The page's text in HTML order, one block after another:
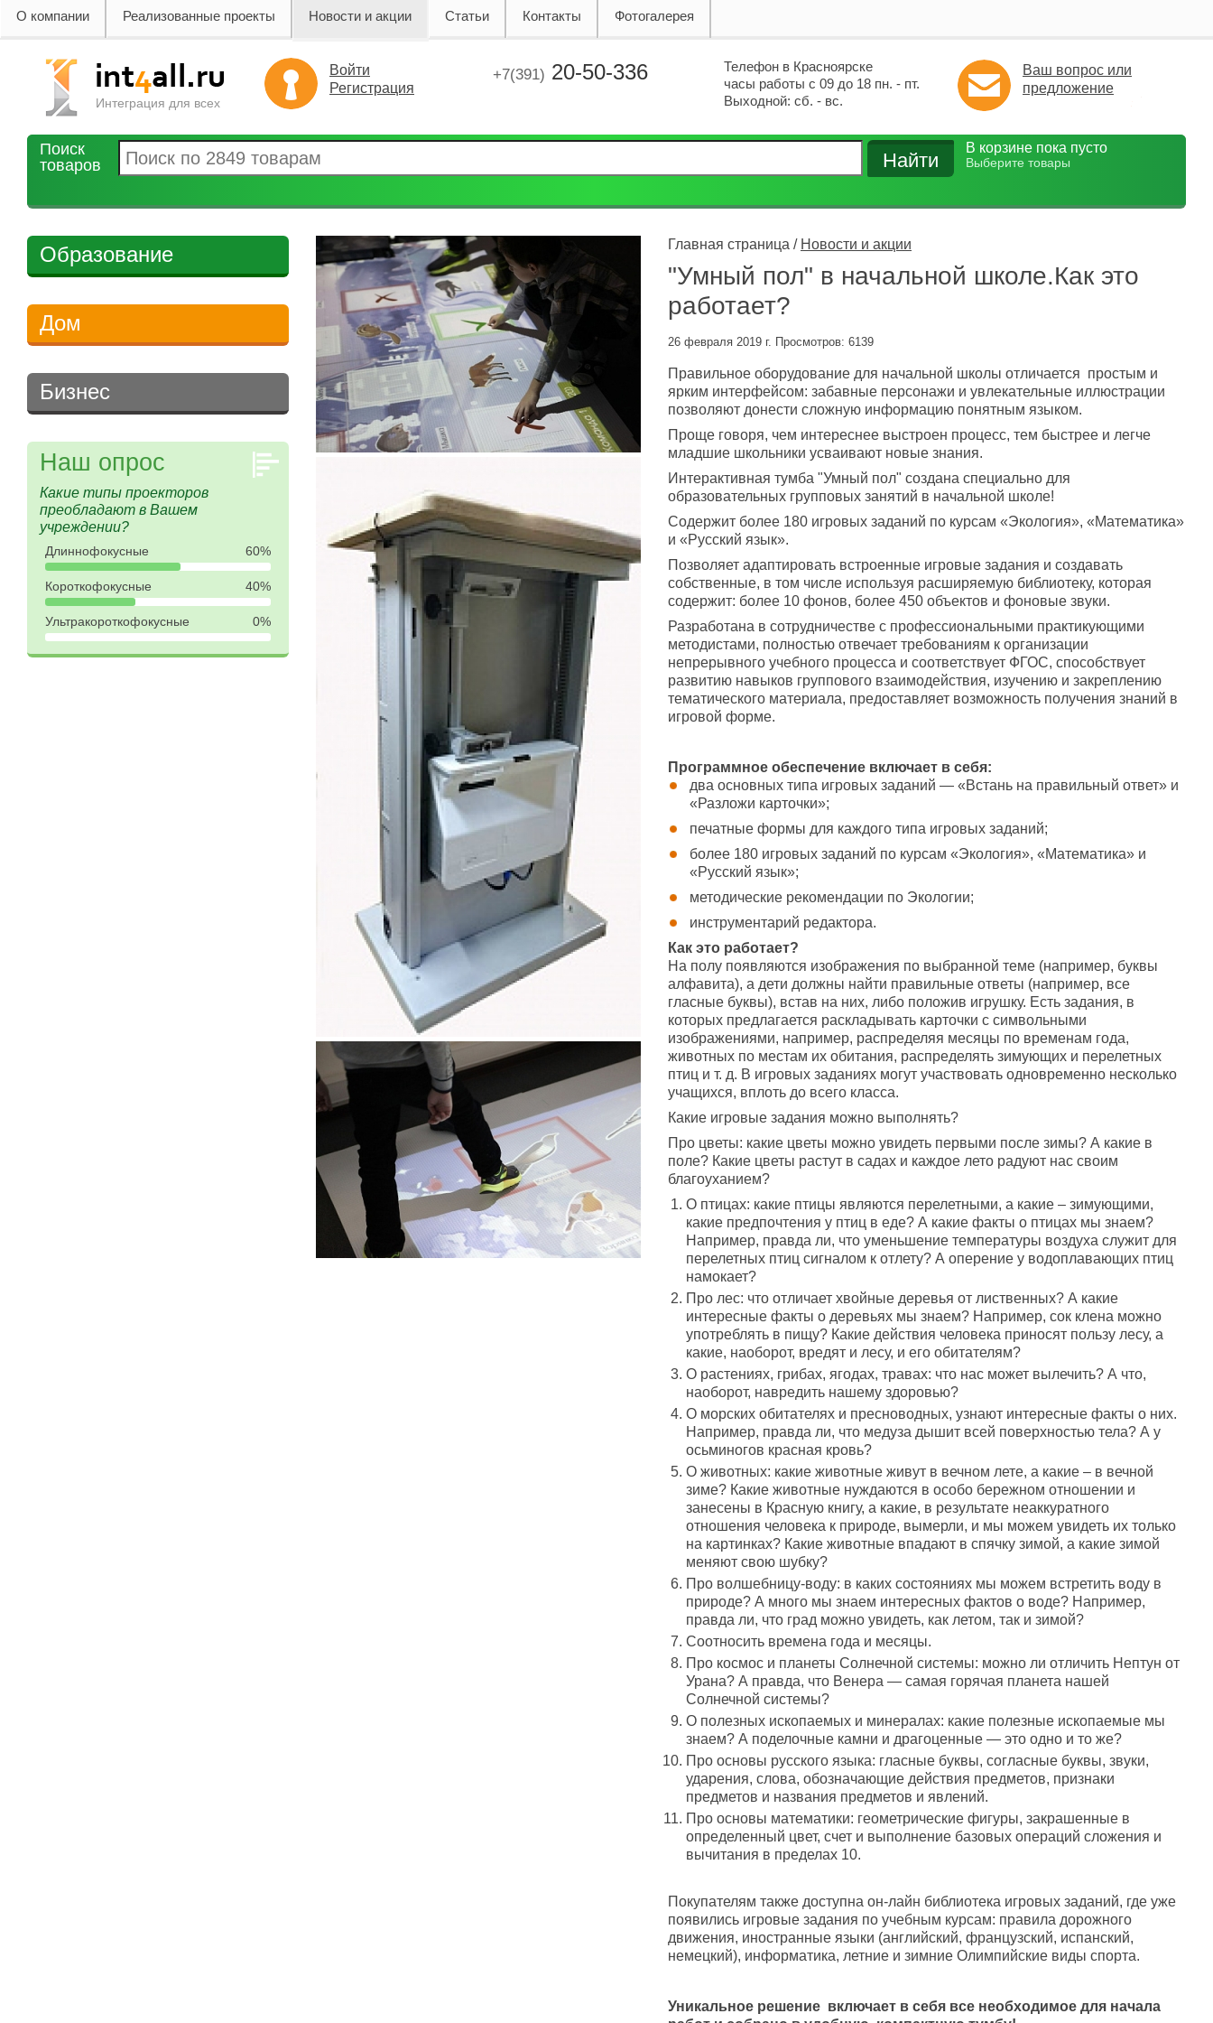
О компании Реализованные проекты Новости и акции Статьи Контакты Фотогалерея
Интеграция для всех
Войти
Регистрация
+7(391) 20-50-336
Телефон в Красноярске
часы работы с 09 до 18 пн. - пт.
Выходной: сб. - вс.
Ваш вопрос или
предложение
Поиск
товаров
В корзине пока пусто
Выберите товары
Образование
Дом
Бизнес
Наш опрос
Какие типы проекторов
преобладают в Вашем
учреждении?
Длиннофокусные 60%
Короткофокусные 40%
Ультракороткофокусные 0%
Главная страница / Новости и акции
"Умный пол" в начальной школе.Как это
работает?
26 февраля 2019 г. Просмотров: 6139
Правильное оборудование для начальной школы отличается простым и
ярким интерфейсом: забавные персонажи и увлекательные иллюстрации
позволяют донести сложную информацию понятным языком.
Проще говоря, чем интереснее выстроен процесс, тем быстрее и легче
младшие школьники усваивают новые знания.
Интерактивная тумба "Умный пол" создана специально для
образовательных групповых занятий в начальной школе!
Содержит более 180 игровых заданий по курсам «Экология», «Математика»
и «Русский язык».
Позволяет адаптировать встроенные игровые задания и создавать
собственные, в том числе используя расширяемую библиотеку, которая
содержит: более 10 фонов, более 450 объектов и фоновые звуки.
Разработана в сотрудничестве с профессиональными практикующими
методистами, полностью отвечает требованиям к организации
непрерывного учебного процесса и соответствует ФГОС, способствует
развитию навыков группового взаимодействия, изучению и закреплению
тематического материала, предоставляет возможность получения знаний в
игровой форме.
Программное обеспечение включает в себя:
два основных типа игровых заданий — «Встань на правильный ответ» и
«Разложи карточки»;
печатные формы для каждого типа игровых заданий;
более 180 игровых заданий по курсам «Экология», «Математика» и
«Русский язык»;
методические рекомендации по Экологии;
инструментарий редактора.
Как это работает?
На полу появляются изображения по выбранной теме (например, буквы
алфавита), а дети должны найти правильные ответы (например, все
гласные буквы), встав на них, либо положив игрушку. Есть задания, в
которых предлагается раскладывать карточки с символьными
изображениями, например, распределяя месяцы по временам года,
животных по местам их обитания, распределять зимующих и перелетных
птиц и т. д. В игровых заданиях могут участвовать одновременно несколько
учащихся, вплоть до всего класса.
Какие игровые задания можно выполнять?
Про цветы: какие цветы можно увидеть первыми после зимы? А какие в
поле? Какие цветы растут в садах и каждое лето радуют нас своим
благоуханием?
О птицах: какие птицы являются перелетными, а какие – зимующими,
какие предпочтения у птиц в еде? А какие факты о птицах мы знаем?
Например, правда ли, что уменьшение температуры воздуха служит для
перелетных птиц сигналом к отлету? А оперение у водоплавающих птиц
намокает?
Про лес: что отличает хвойные деревья от лиственных? А какие
интересные факты о деревьях мы знаем? Например, сок клена можно
употреблять в пищу? Какие действия человека приносят пользу лесу, а
какие, наоборот, вредят и лесу, и его обитателям?
О растениях, грибах, ягодах, травах: что нас может вылечить? А что,
наоборот, навредить нашему здоровью?
О морских обитателях и пресноводных, узнают интересные факты о них.
Например, правда ли, что медуза дышит всей поверхностью тела? А у
осьминогов красная кровь?
О животных: какие животные живут в вечном лете, а какие – в вечной
зиме? Какие животные нуждаются в особо бережном отношении и
занесены в Красную книгу, а какие, в результате неаккуратного
отношения человека к природе, вымерли, и мы можем увидеть их только
на картинках? Какие животные впадают в спячку зимой, а какие зимой
меняют свою шубку?
Про волшебницу-воду: в каких состояниях мы можем встретить воду в
природе? А много мы знаем интересных фактов о воде? Например,
правда ли, что град можно увидеть, как летом, так и зимой?
Соотносить времена года и месяцы.
Про космос и планеты Солнечной системы: можно ли отличить Нептун от
Урана? А правда, что Венера — самая горячая планета нашей
Солнечной системы?
О полезных ископаемых и минералах: какие полезные ископаемые мы
знаем? А поделочные камни и драгоценные — это одно и то же?
Про основы русского языка: гласные буквы, согласные буквы, звуки,
ударения, слова, обозначающие действия предметов, признаки
предметов и названия предметов и явлений.
Про основы математики: геометрические фигуры, закрашенные в
определенный цвет, счет и выполнение базовых операций сложения и
вычитания в пределах 10.
Покупателям также доступна он-лайн библиотека игровых заданий, где уже
появились игровые задания по учебным курсам: правила дорожного
движения, иностранные языки (английский, французский, испанский,
немецкий), информатика, летние и зимние Олимпийские виды спорта.
Уникальное решение включает в себя все необходимое для начала